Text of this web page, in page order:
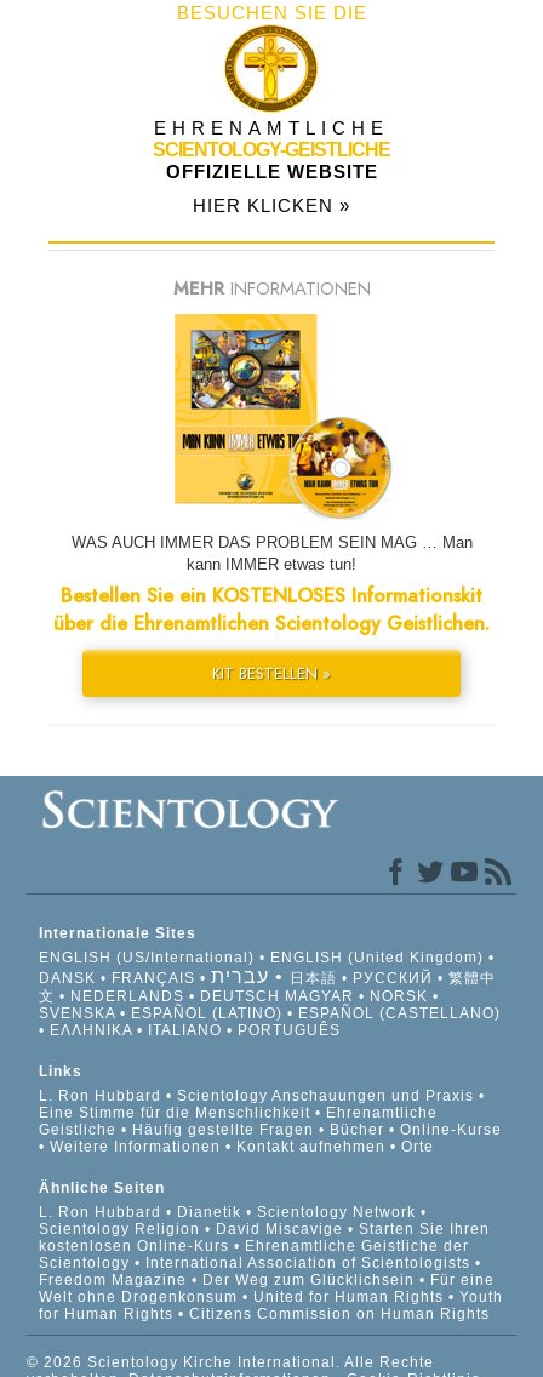
BESUCHEN SIE DIE
EHRENAMTLICHE
SCIENTOLOGY-GEISTLICHE
OFFIZIELLE WEBSITE
HIER KLICKEN »
MEHR INFORMATIONEN
WAS AUCH IMMER DAS PROBLEM SEIN MAG … Man
kann IMMER etwas tun!
Bestellen Sie ein KOSTENLOSES Informationskit
über die Ehrenamtlichen Scientology Geistlichen.
KIT BESTELLEN »
Internationale Sites
ENGLISH (US/International)
ENGLISH (United Kingdom)
DANSK
FRANÇAIS עברית 日本語 РУССКИЙ
繁體中
文
NEDERLANDS DEUTSCH MAGYAR
NORSK
SVENSKA
ESPAÑOL (LATINO)
ESPAÑOL (CASTELLANO)
ΕΛΛΗΝΙΚA
ITALIANO PORTUGUÊS
Links
L. Ron Hubbard
Scientology Anschauungen und Praxis
Eine Stimme für die Menschlichkeit
Ehrenamtliche
Geistliche
Häufig gestellte Fragen Bücher
Online-Kurse
Weitere Informationen
Kontakt aufnehmen Orte
Ähnliche Seiten
L. Ron Hubbard
Dianetik
Scientology Network
Scientology Religion
David Miscavige
Starten Sie Ihren
kostenlosen Online-Kurs
Ehrenamtliche Geistliche der
Scientology
International Association of Scientologists
Freedom Magazine
Der Weg zum Glücklichsein
Für eine
Welt ohne Drogenkonsum
United for Human Rights
Youth
for Human Rights
Citizens Commission on Human Rights
© 2026 Scientology Kirche International. Alle Rechte